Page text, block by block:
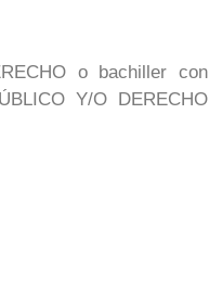
o bachiller con
Y/O DERECHO